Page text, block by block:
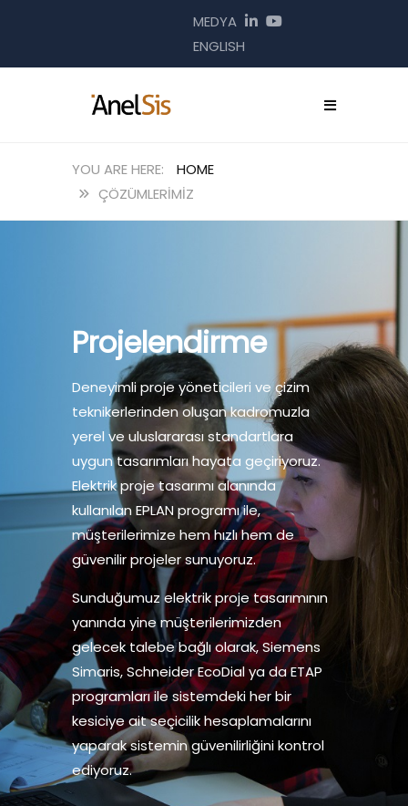
MEDYA
ENGLISH
HOME
ÇÖZÜMLERIMIZ
Projelendirme
Deneyimli proje yöneticileri ve çizim
teknikerlerinden oluşan kadromuzla
yerel ve uluslararası standartlara
uygun tasarımları hayata geçiriyoruz.
Elektrik proje tasarımı alanında
kullanılan EPLAN programı ile,
müşterilerimize hem hızlı hem de
güvenilir projeler sunuyoruz.
Sunduğumuz elektrik proje tasarımının
yanında yine müşterilerimizden
gelecek talebe bağlı olarak, Siemens
Simaris, Schneider EcoDial ya da ETAP
programları ile sistemdeki her bir
kesiciye ait seçicilik hesaplamalarını
yaparak sistemin güvenilirliğini kontrol
ediyoruz.